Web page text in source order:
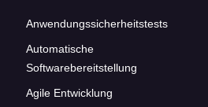
Anwendungssicherheitstests
Automatische
Softwarebereitstellung
Agile Entwicklung